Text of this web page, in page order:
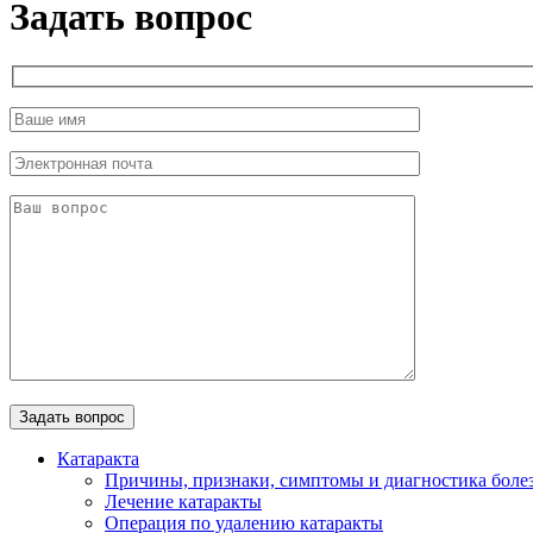
Задать вопрос
Катаракта
Причины, признаки, симптомы и диагностика
Лечение катаракты
Операция по удалению катаракты